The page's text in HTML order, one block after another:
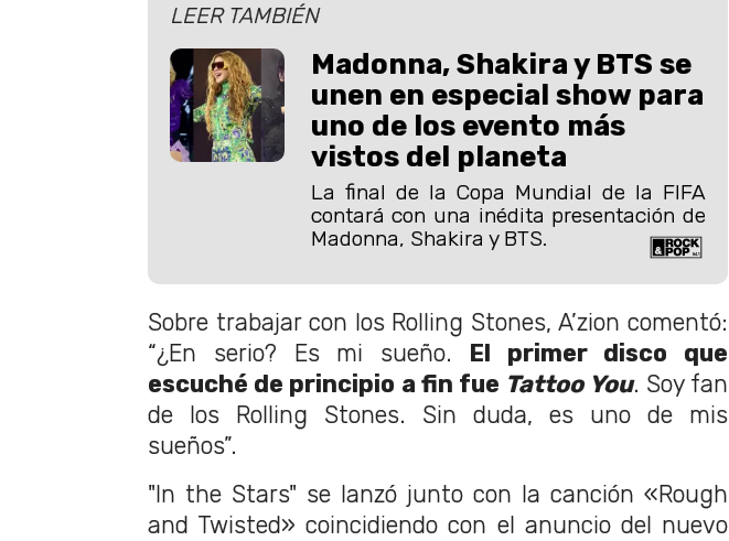
LEER TAMBIÉN
Madonna, Shakira y BTS se
unen en especial show para
uno de los evento más
vistos del planeta
La final de la Copa Mundial de la FIFA
contará con una inédita presentación de
Madonna, Shakira y BTS.
Sobre trabajar con los Rolling Stones, A’zion comentó:
“¿En serio? Es mi sueño. El primer disco que
escuché de principio a fin fue Tattoo You. Soy fan
de los Rolling Stones. Sin duda, es uno de mis
sueños”.
"In the Stars" se lanzó junto con la canción «Rough
and Twisted» coincidiendo con el anuncio del nuevo